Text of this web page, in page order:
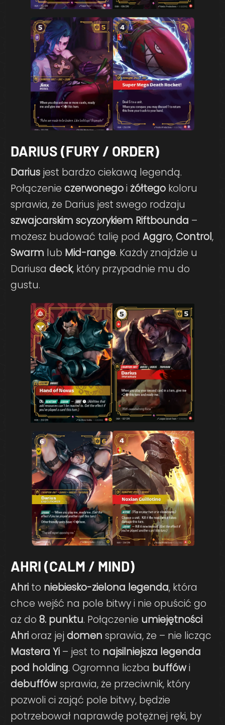
DARIUS (FURY / ORDER)
Darius jest bardzo ciekawą legendą.
Połączenie czerwonegoi żółtego koloru
sprawia, że Darius jest swego rodzaju
szwajcarskim scyzorykiem Riftbounda –
możesz budować talię pod Aggro,Control,
Swarm lub Mid-range. Każdy znajdzie u
Dariusa deck, który przypadnie mu do
gustu.
AHRI (CALM / MIND)
Ahri to niebiesko-zielona legenda, która
chce wejść na pole bitwy i nie opuścić go
aż do 8. punktu. Połączenie umiejętności
Ahrioraz jej domen sprawia, że – nie licząc
Mastera Yi – jest to najsilniejsza legenda
pod holding. Ogromna liczba buffówi
debuffówsprawia, że przeciwnik, który
pozwoli ci zająć pole bitwy, będzie
potrzebował naprawdę potężnej ręki, by